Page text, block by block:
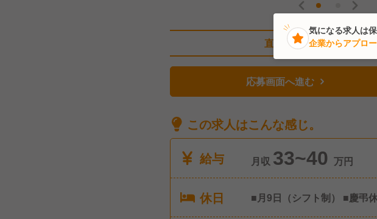
直近11人がこの求人を検
応募画面へ進む
この求人はこんな感じ。
給与
月収 33~40 万円
休日
■月9日（シフト制） ■慶弔
気になる求人は保
企業からアプロ